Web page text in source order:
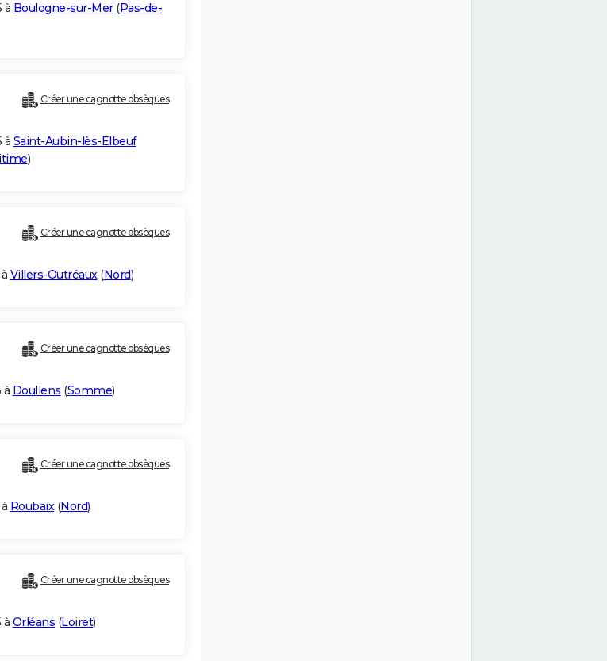
à Boulogne-sur-Mer(Pas-de-
Créer une cagnotte obsèques
à Saint-Aubin-lès-Elbeuf
)
Créer une cagnotte obsèques
Villers-Outréaux(Nord)
Créer une cagnotte obsèques
à Doullens (Somme)
Créer une cagnotte obsèques
Roubaix(Nord)
Créer une cagnotte obsèques
à Orléans (Loiret)